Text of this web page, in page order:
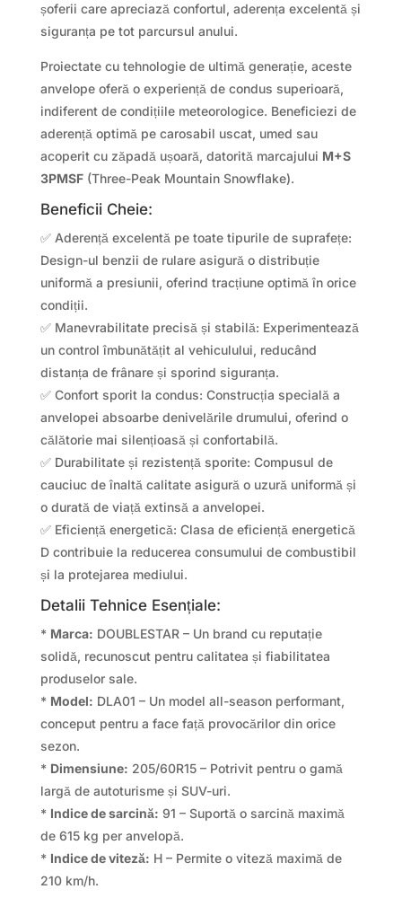
șoferii care apreciază confortul, aderența excelentă și
siguranța pe tot parcursul anului.
Proiectate cu tehnologie de ultimă generație, aceste
anvelope oferă o experiență de condus superioară,
indiferent de condițiile meteorologice. Beneficiezi de
aderență optimă pe carosabil uscat, umed sau
acoperit cu zăpadă ușoară, datorită marcajului M+S
3PMSF(Three-Peak Mountain Snowflake).
Beneficii Cheie:
✅ Aderență excelentă pe toate tipurile de suprafețe:
Design-ul benzii de rulare asigură o distribuție
uniformă a presiunii, oferind tracțiune optimă în orice
condiții.
✅ Manevrabilitate precisă și stabilă: Experimentează
un control îmbunătățit al vehiculului, reducând
distanța de frânare și sporind siguranța.
✅ Confort sporit la condus: Construcția specială a
anvelopei absoarbe denivelările drumului, oferind o
călătorie mai silențioasă și confortabilă.
✅ Durabilitate și rezistență sporite: Compusul de
cauciuc de înaltă calitate asigură o uzură uniformă și
o durată de viață extinsă a anvelopei.
✅ Eficiență energetică: Clasa de eficiență energetică
D contribuie la reducerea consumului de combustibil
și la protejarea mediului.
Detalii Tehnice Esențiale:
* Marca: DOUBLESTAR – Un brand cu reputație
solidă, recunoscut pentru calitatea și fiabilitatea
produselor sale.
* Model: DLA01 – Un model all-season performant,
conceput pentru a face față provocărilor din orice
sezon.
* Dimensiune: 205/60R15 – Potrivit pentru o gamă
largă de autoturisme și SUV-uri.
* Indice de sarcină: 91 – Suportă o sarcină maximă
de 615 kg per anvelopă.
* Indice de viteză: H – Permite o viteză maximă de
210 km/h.